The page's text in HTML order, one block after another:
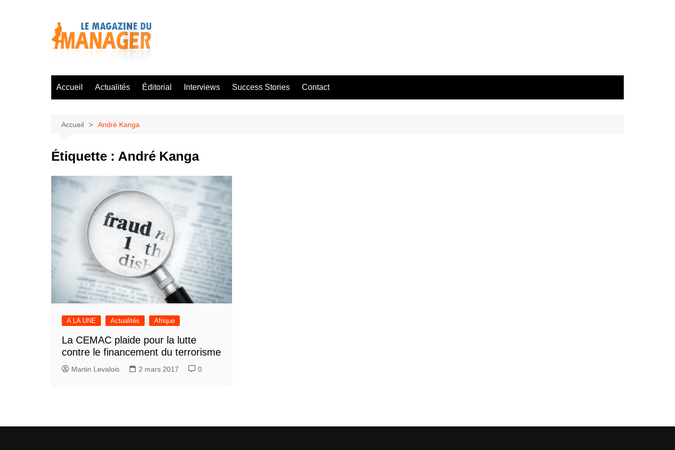
Accueil Actualités Éditorial Interviews Success Stories Contact
Accueil André Kanga
Étiquette : André Kanga
A LA UNE Actualités Afrique
La CEMAC plaide pour la lutte
contre le financement du terrorisme
Martin Levalois 2 mars 2017 0